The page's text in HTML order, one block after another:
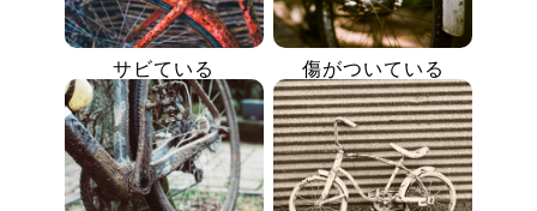
サビている 傷がついている